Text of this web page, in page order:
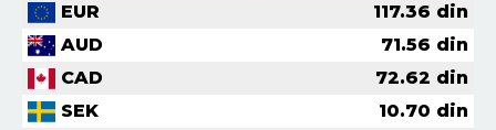
EUR 117.36 din
AUD
71.56 din
CAD
72.62 din
SEK
10.70 din